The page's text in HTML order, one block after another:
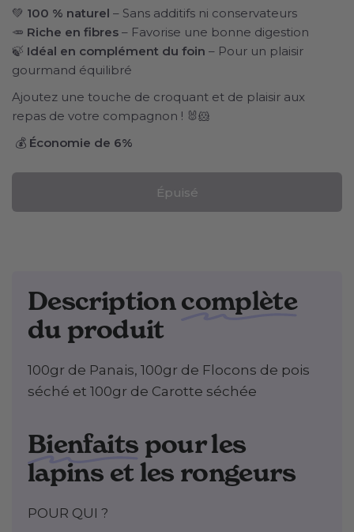
💚 100 % naturel – Sans additifs ni conservateurs
🥕 Riche en fibres – Favorise une bonne digestion
🍃 Idéal en complément du foin – Pour un plaisir
gourmand équilibré
Ajoutez une touche de croquant et de plaisir aux
repas de votre compagnon ! 🐰🐹
💰 Économie de 6%
Épuisé
Descriptioncomplète
du produit
100gr de Panais, 100gr de Flocons de pois
séché et 100gr de Carotte séchée
Bienfaits pour les
lapins et les rongeurs
POUR QUI ?